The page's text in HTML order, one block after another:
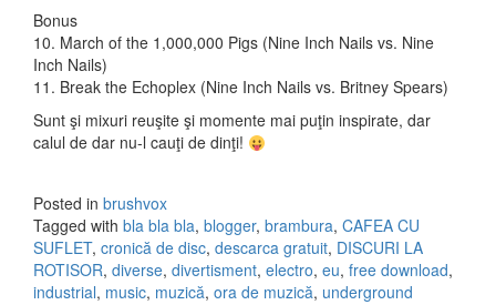
Bonus
10. March of the 1,000,000 Pigs (Nine Inch Nails vs. Nine
Inch Nails)
11. Break the Echoplex (Nine Inch Nails vs. Britney Spears)
Sunt şi mixuri reuşite şi momente mai puţin inspirate, dar
calul de dar nu-l cauţi de dinţi!
Posted in brushvox
Tagged with bla bla bla, blogger, brambura, CAFEA CU
SUFLET, cronică de disc, descarca gratuit, DISCURI LA
ROTISOR, diverse, divertisment, electro, eu, free download,
industrial, music, muzică, ora de muzică, underground